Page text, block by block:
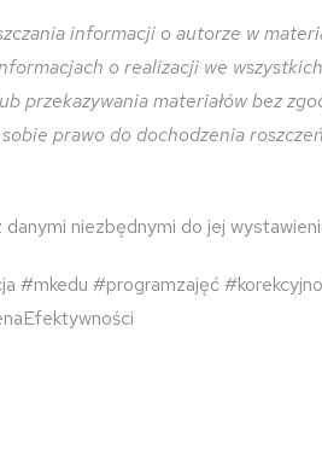
informacji o autorze w
o realizacji we
przekazywania materiałów bez
prawo do dochodzenia
niezbędnymi do jej
#mkedu #programzajęć